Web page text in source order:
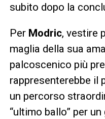
subito dopo la
Per Modric, vestire
maglia della sua
palcoscenico più
rappresenterebbe il
un percorso
“ultimo ballo” per